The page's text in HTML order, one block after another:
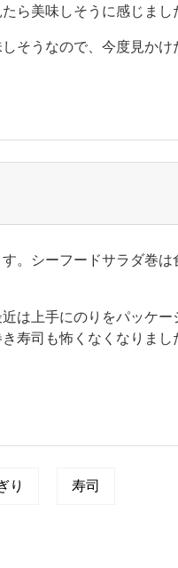
ら美味しそうに感じまし
そうなので、今度見かけ
。シーフードサラダ巻は
は上手にのりをパッケー
寿司も怖くなくなりまし
り 寿司